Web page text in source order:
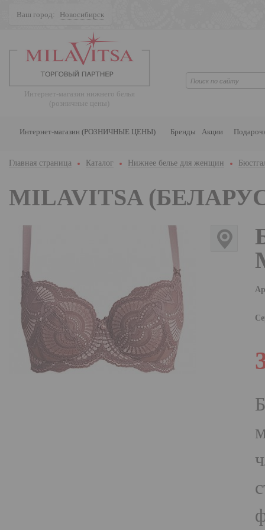
Ваш город: Новосибирск
Интернет-магазин нижнего белья
(розничные цены)
Интернет-магазин (РОЗНИЧНЫЕ ЦЕНЫ) Бренды Акции
Главная страница Каталог Нижнее белье для женщин
MILAVITSA